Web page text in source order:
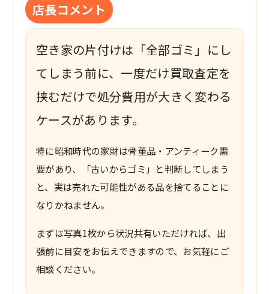
店長コメント
空き家の片付けは「全部ゴミ」にし
てしまう前に、一度だけ買取査定を
挟むだけで処分費用が大きく変わる
ケースがあります。
特に昭和時代の家財は骨董品・アンティーク需
要があり、「古いからゴミ」と判断してしまう
と、実は売れた可能性がある品を捨てることに
なりかねません。
まずは写真1枚から状況共有いただければ、出
張前に目安をお伝えできますので、お気軽にご
相談ください。